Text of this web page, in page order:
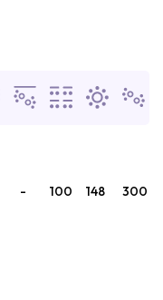
- 100 148 300